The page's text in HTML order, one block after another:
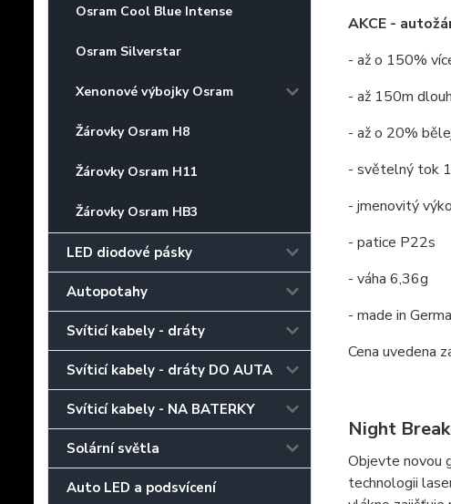
Osram Cool Blue Intense
Osram Silverstar
Xenonové výbojky Osram
Žárovky Osram H8
Žárovky Osram H11
Žárovky Osram HB3
LED diodové pásky
Autopotahy
Svíticí kabely - dráty
Svíticí kabely - dráty DO AUTA
Svíticí kabely - NA BATERKY
Solární světla
Auto LED a podsvícení
AKCE -
- až o 150%
- až 150m
- až o 20%
- světelný tok
- jmenovitý
- patice P22s
- váha 6,36g
- made in
Cena uvedena
Night
Objevte novou
technologii